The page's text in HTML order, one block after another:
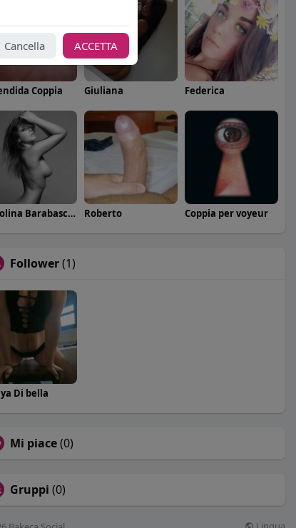
Coppia Giuliana Federica
Carolina Barabaschi Roberto Coppia per voyeur
Follower(1)
Di bella
Mi piace(0)
Gruppi (0)
Cancella ACCETTA